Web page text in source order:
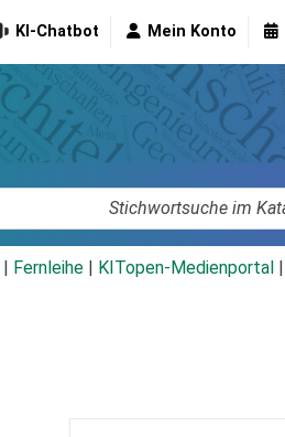
KI-Chatbot Mein Konto
Fernleihe KITopen-Medienportal